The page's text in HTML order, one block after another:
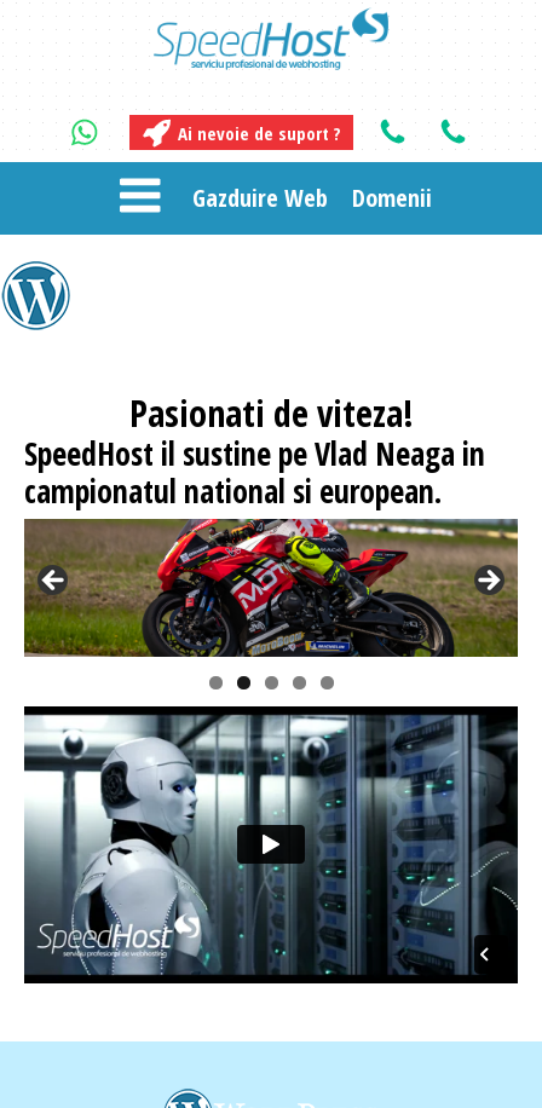
Ai nevoie de suport ?
Gazduire Web Domenii
Pasionati de viteza!
SpeedHost il sustine pe Vlad Neaga in
campionatul national si european.